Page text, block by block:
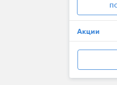
Gripmax
GT
Hankook
201К
Оптиков
Акции